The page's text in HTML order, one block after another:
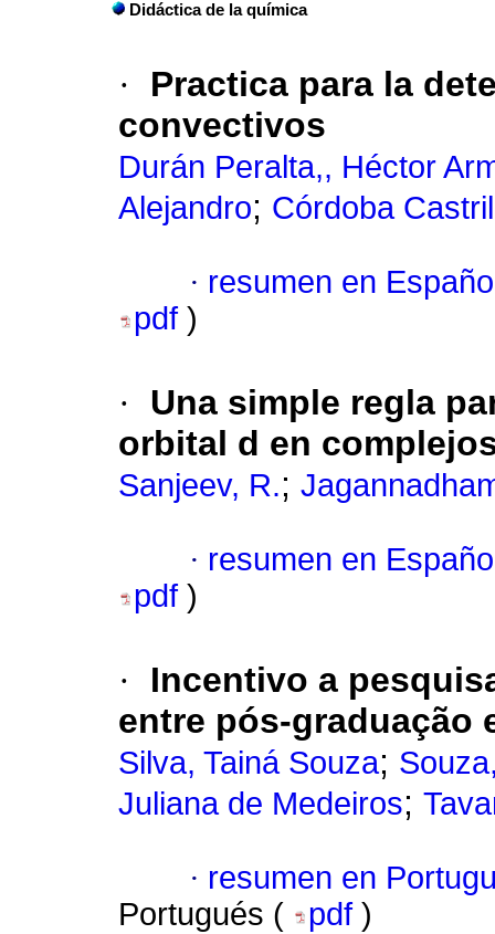
Didáctica de la química
·
Practica para la
convectivos
Durán Peralta,, Héctor
Alejandro; Córdoba
· resumen en
pdf )
·
Una simple regla
orbital d en
Sanjeev, R.;
· resumen en
pdf )
·
Incentivo a
entre pós-graduação
Silva, Tainá Souza;
Juliana de Medeiros;
· resumen en
Portugués (
pdf )